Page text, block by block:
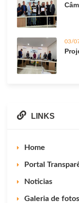
03/
LINKS
Home
Portal
Noticias
Galeria de fotos